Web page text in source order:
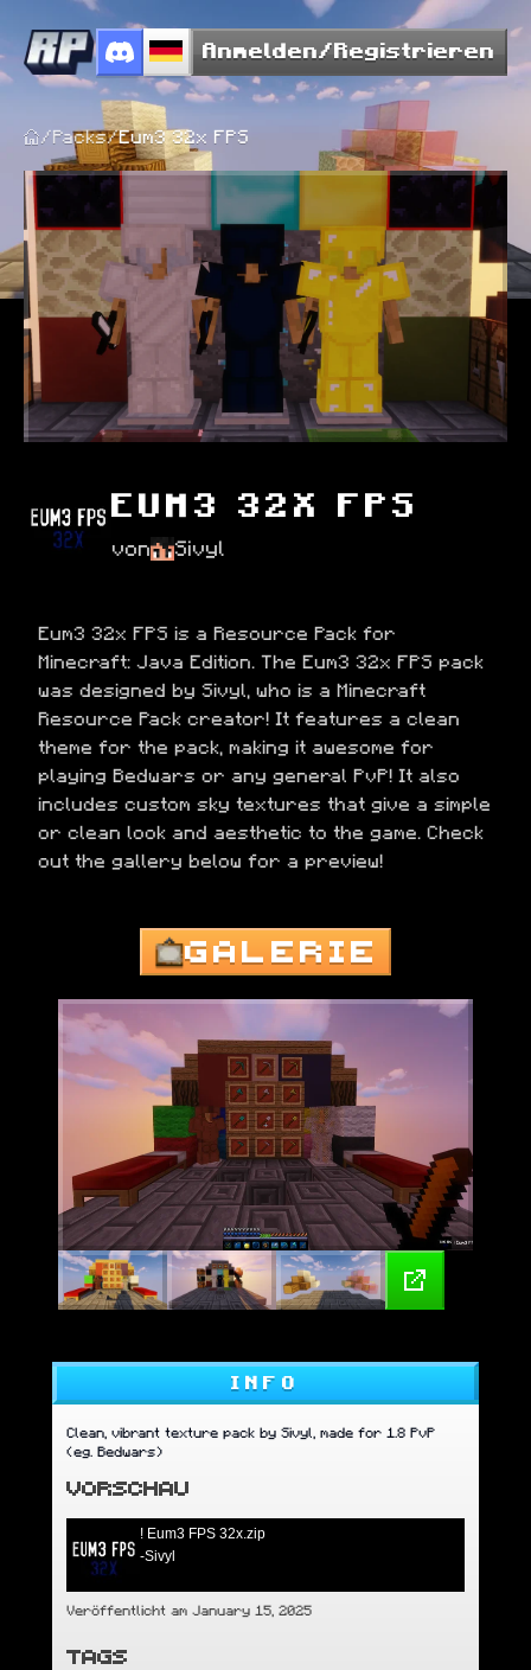
Anmelden/Registrieren
/ Packs/Eum3 32x FPS
EUM3 32X FPS
von Sivyl
Eum3 32x FPS is a Resource Pack for
Minecraft: Java Edition. The Eum3 32x FPS pack
was designed by Sivyl, who is a Minecraft
Resource Pack creator! It features a clean
theme for the pack, making it awesome for
playing Bedwars or any general PvP! It also
includes custom sky textures that give a simple
or clean look and aesthetic to the game. Check
out the gallery below for a preview!
GALERIE
INFO
Clean, vibrant texture pack by Sivyl, made for 1.8 PvP
(eg. Bedwars)
VORSCHAU
! Eum3 FPS 32x.zip
-Sivyl
Veröffentlicht am January 15, 2025
TAGS